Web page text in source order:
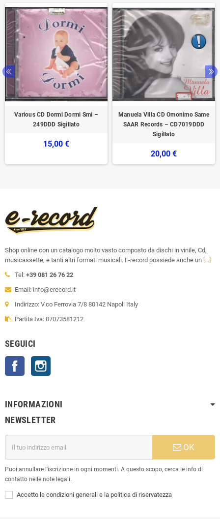
Various CD Dormi Dormi Smi –
249DDD Sigillato
15,00 €
Manuela Villa CD Omonimo Same
SAAR Records – CD7019DDD
Sigillato
20,00 €
Shop online con un catalogo molto vasto composto da dischi in vinile, Cd,
musicassette, e tanti altri formati musicali. E-record possiede anche un [...]
Tel: +39 081 26 76 22
Email: info@erecord.it
Indirizzo: V.co Ferrovia 7/8 80142 Napoli Italy
Partita Iva: 07073581212
SEGUICI
Facebook
INFORMAZIONI
NEWSLETTER
OK
Puoi annullare l'iscrizione in ogni momenti. A questo scopo, cerca le info di
contatto nelle note legali.
Accetto le condizioni generali e la politica di riservatezza